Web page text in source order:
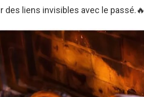
des liens invisibles avec le passé.🔥